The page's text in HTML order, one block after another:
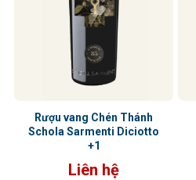
Rượu vang Chén Thánh
Schola Sarmenti Diciotto
+1
Liên hệ